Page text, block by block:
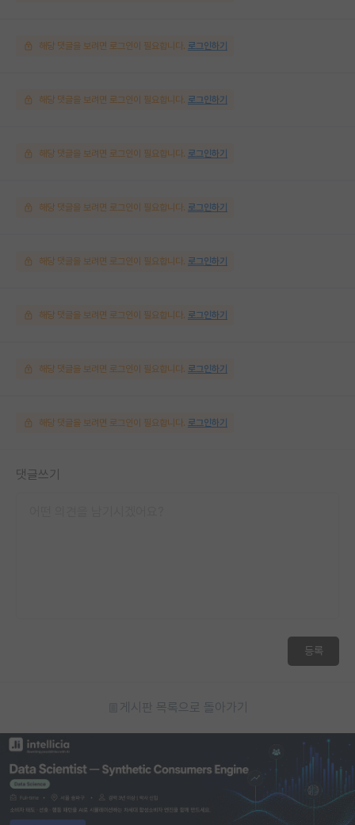
해당 댓글을 보려면 로그인이 필요합니다. 로그인하기
해당 댓글을 보려면 로그인이 필요합니다. 로그인하기
해당 댓글을 보려면 로그인이 필요합니다. 로그인하기
해당 댓글을 보려면 로그인이 필요합니다. 로그인하기
해당 댓글을 보려면 로그인이 필요합니다. 로그인하기
해당 댓글을 보려면 로그인이 필요합니다. 로그인하기
해당 댓글을 보려면 로그인이 필요합니다. 로그인하기
해당 댓글을 보려면 로그인이 필요합니다. 로그인하기
댓글쓰기
등록
게시판 목록으로 돌아가기